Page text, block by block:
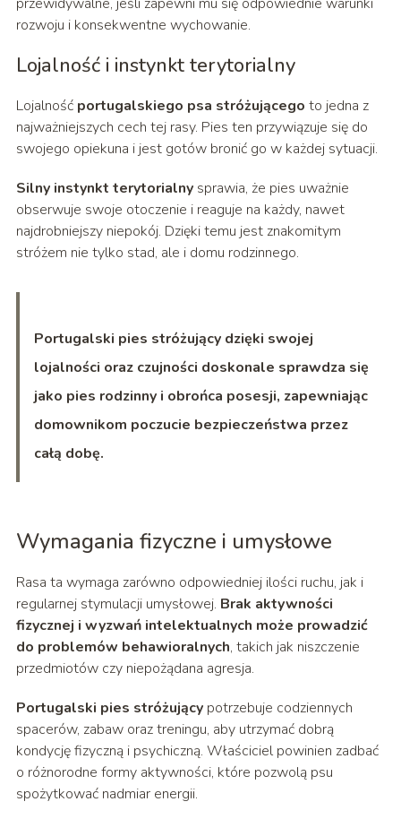
rozwoju i konsekwentne wychowanie.
Lojalność i instynkt terytorialny
Lojalność portugalskiego psa stróżującego to jedna z
najważniejszych cech tej rasy. Pies ten przywiązuje się do
swojego opiekuna i jest gotów bronić go w każdej sytuacji.
Silny instynkt terytorialnysprawia, że pies uważnie
obserwuje swoje otoczenie i reaguje na każdy, nawet
najdrobniejszy niepokój. Dzięki temu jest znakomitym
stróżem nie tylko stad, ale i domu rodzinnego.
Portugalski pies stróżujący dzięki swojej
lojalności oraz czujności doskonale sprawdza się
jako pies rodzinny i obrońca posesji, zapewniając
domownikom poczucie bezpieczeństwa przez
całą dobę.
Wymagania fizyczne i umysłowe
Rasa ta wymaga zarówno odpowiedniej ilości ruchu, jak i
regularnej stymulacji umysłowej. Brak aktywności
fizycznej i wyzwań intelektualnych może prowadzić
do problemów behawioralnych, takich jak niszczenie
przedmiotów czy niepożądana agresja.
Portugalski pies stróżującypotrzebuje codziennych
spacerów, zabaw oraz treningu, aby utrzymać dobrą
kondycję fizyczną i psychiczną. Właściciel powinien zadbać
o różnorodne formy aktywności, które pozwolą psu
spożytkować nadmiar energii.